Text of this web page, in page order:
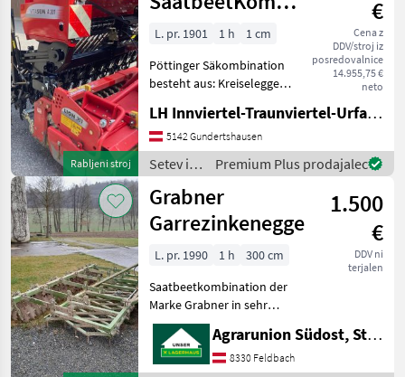
Rabljeni stroj
Lion 301und
Vitasem A301
€
Cena z
DDV/stroj iz
posredovalnice
14.955,75 €
neto
L. pr. 1901 1 h
1 cm
Pöttinger Säkombination
besteht aus: Kreiselegge
vorne und hinten *
Seitenschilder gefedert *
Güttler Prismenwalze
Sämaschine V
LH Innviertel-Traunviertel-Urfahr eGen, Gundertshausen
5142 Gundertshausen
Setev in
nega /
Pöttinger
Premium Plus prodajalec
Grabner
Garrezinkenegge
1.500
€
DDV ni
terjalen
L. pr. 1990 1 h
300 cm
Saatbeetkombination der
Marke Grabner in sehr
gutem Zustand steht zum
Verkauf!! 3m Arbeitsbreite
Doppelsternwalze hinten
Agrarunion Südost, Standort Gniebing
8330 Feldbach